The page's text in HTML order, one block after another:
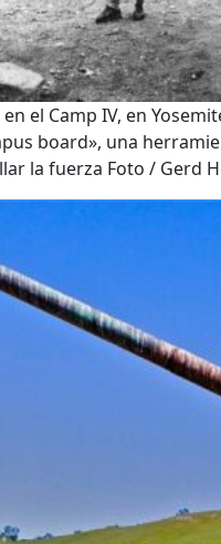
el Camp IV, en
board», una
la fuerza Foto / Gerd